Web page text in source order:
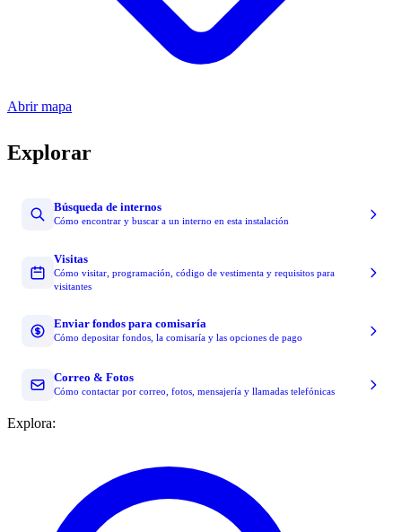
Abrir mapa
Explorar
Búsqueda de internos
Cómo encontrar y buscar a un interno en esta instalación
Visitas
Cómo visitar, programación, código de vestimenta y requisitos para
visitantes
Enviar fondos para comisaría
Cómo depositar fondos, la comisaría y las opciones de pago
Correo & Fotos
Cómo contactar por correo, fotos, mensajería y llamadas telefónicas
Explora: